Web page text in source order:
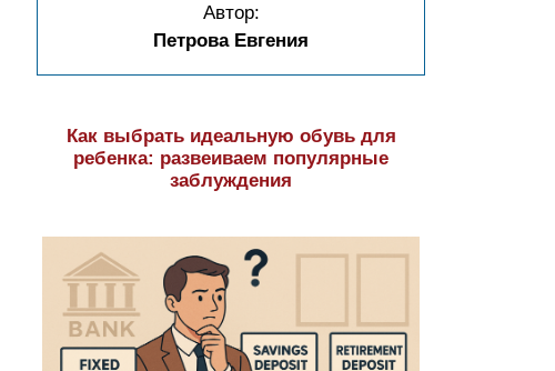
Автор:
Петрова Евгения
Как выбрать идеальную обувь для
ребенка: развеиваем популярные
заблуждения